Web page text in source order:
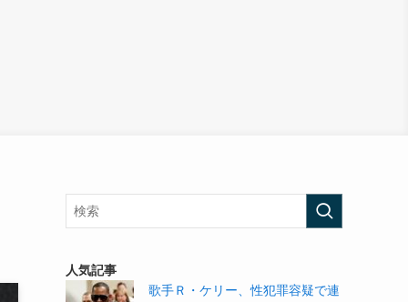
人気記事
歌手Ｒ・ケリー、性犯罪容疑で連